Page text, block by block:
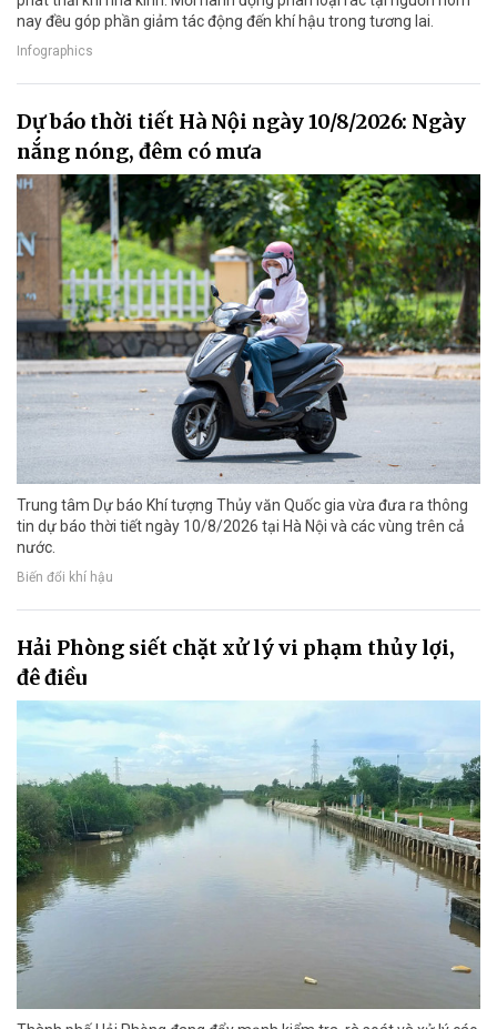
nay đều góp phần giảm tác động đến khí hậu trong tương lai.
Infographics
Dự báo thời tiết Hà Nội ngày 10/8/2026: Ngày
nắng nóng, đêm có mưa
Trung tâm Dự báo Khí tượng Thủy văn Quốc gia vừa đưa ra thông
tin dự báo thời tiết ngày 10/8/2026 tại Hà Nội và các vùng trên cả
nước.
Biến đổi khí hậu
Hải Phòng siết chặt xử lý vi phạm thủy lợi,
đê điều